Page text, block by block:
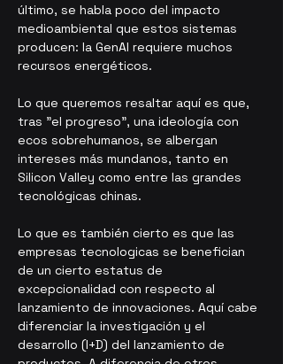
último, se habla poco del impacto
medioambiental que estos sistemas
producen: la GenAI requiere muchos
recursos energéticos.
Lo que queremos resaltar aquí es que,
tras "el progreso", una ideología con
ecos sobrehumanos, se albergan
intereses más mundanos, tanto en
Silicon Valley como entre las grandes
tecnológicas chinas.
Lo que es también cierto es que las
empresas tecnologicas se benefician
de un cierto estatus de
excepcionalidad con respecto al
lanzamiento de innovaciones. Aquí cabe
diferenciar la investigación y el
desarrollo (I+D) del lanzamiento de